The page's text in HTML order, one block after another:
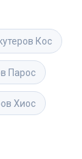
Кос
Парос
Хиос